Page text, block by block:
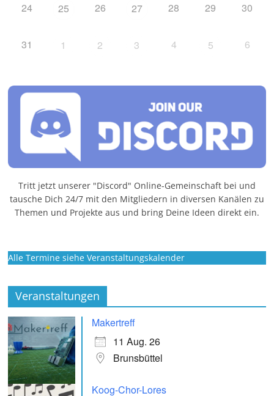
24 25 26 27 28 29 30
31 1 2 3 4 5 6
Tritt jetzt unserer "Discord" Online-Gemeinschaft bei und
tausche Dich 24/7 mit den Mitgliedern in diversen Kanälen zu
Themen und Projekte aus und bring Deine Ideen direkt ein.
Alle Termine siehe Veranstaltungskalender
Veranstaltungen
Makertreff
11 Aug. 26
Brunsbüttel
Koog-Chor-Lores